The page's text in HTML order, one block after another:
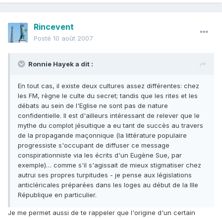
Rincevent
Posté 10 août 2007
Ronnie Hayek a dit :
En tout cas, il existe deux cultures assez différentes: chez
les FM, règne le culte du secret; tandis que les rites et les
débats au sein de l'Eglise ne sont pas de nature
confidentielle. Il est d'ailleurs intéressant de relever que le
mythe du complot jésuitique a eu tant de succès au travers
de la propagande maçonnique (la littérature populaire
progressiste s'occupant de diffuser ce message
conspirationniste via les écrits d'un Eugène Sue, par
exemple)… comme s'il s'agissait de mieux stigmatiser chez
autrui ses propres turpitudes - je pense aux législations
anticléricales préparées dans les loges au début de la IIIe
République en particulier.
Je me permet aussi de te rappeler que l'origine d'un certain